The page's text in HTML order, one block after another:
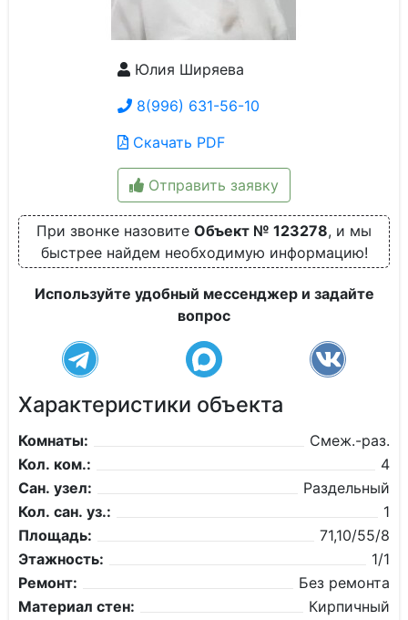
Юлия Ширяева
8(996) 631-56-10
Скачать PDF
Отправить заявку
При звонке назовите Объект № 123278, и мы
быстрее найдем необходимую информацию!
Используйте удобный мессенджер и задайте
вопрос
Характеристики объекта
Комнаты:
Смеж.-раз.
Кол. ком.:
4
Сан. узел:
Раздельный
Кол. сан. уз.:
1
Площадь:
71,10/55/8
Этажность:
1/1
Ремонт:
Без ремонта
Материал стен:
Кирпичный